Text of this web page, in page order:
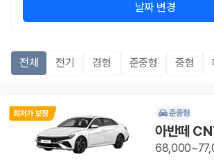
날짜 변경
전체 전기 경형 준중형 중형
준중형
아반떼